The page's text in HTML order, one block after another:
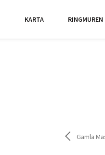
KARTA RINGMUREN
Gamla